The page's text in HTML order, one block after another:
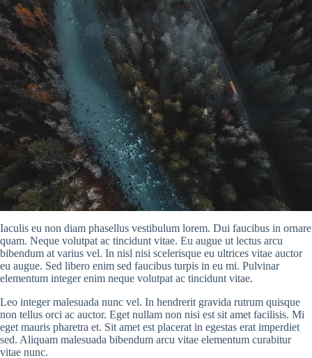
Iaculis eu non diam phasellus vestibulum lorem. Dui faucibus in ornare
quam. Neque volutpat ac tincidunt vitae. Eu augue ut lectus arcu
bibendum at varius vel. In nisl nisi scelerisque eu ultrices vitae auctor
eu augue. Sed libero enim sed faucibus turpis in eu mi. Pulvinar
elementum integer enim neque volutpat ac tincidunt vitae.
Leo integer malesuada nunc vel. In hendrerit gravida rutrum quisque
non tellus orci ac auctor. Eget nullam non nisi est sit amet facilisis. Mi
eget mauris pharetra et. Sit amet est placerat in egestas erat imperdiet
sed. Aliquam malesuada bibendum arcu vitae elementum curabitur
vitae nunc.